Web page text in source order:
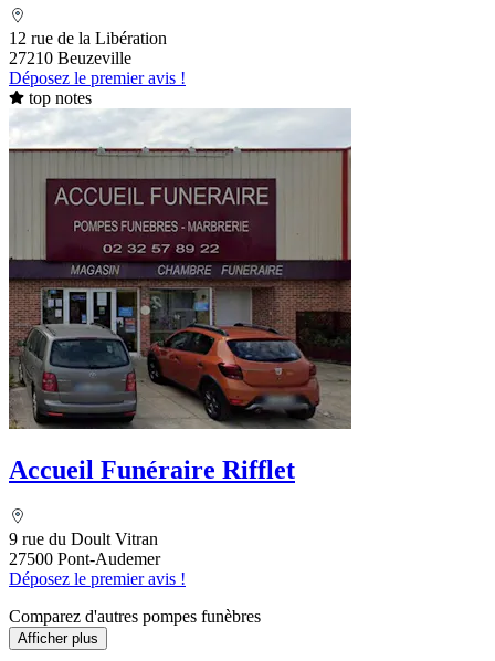
12 rue de la Libération
27210 Beuzeville
Déposez le premier avis !
top notes
Accueil Funéraire Rifflet
9 rue du Doult Vitran
27500 Pont-Audemer
Déposez le premier avis !
Comparez d'autres pompes funèbres
Afficher plus